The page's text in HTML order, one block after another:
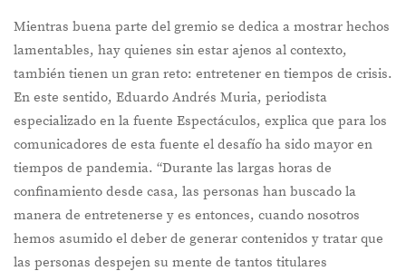
Mientras buena parte del gremio se dedica a mostrar hechos
lamentables, hay quienes sin estar ajenos al contexto,
también tienen un gran reto: entretener en tiempos de crisis.
En este sentido, Eduardo Andrés Muria, periodista
especializado en la fuente Espectáculos, explica que para los
comunicadores de esta fuente el desafío ha sido mayor en
tiempos de pandemia. “Durante las largas horas de
confinamiento desde casa, las personas han buscado la
manera de entretenerse y es entonces, cuando nosotros
hemos asumido el deber de generar contenidos y tratar que
las personas despejen su mente de tantos titulares